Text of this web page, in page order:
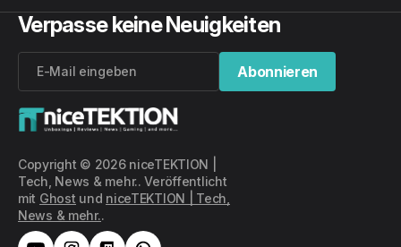
Copyright © 2026 niceTEKTION |
Tech, News & mehr.. Veröffentlicht
mit Ghost und niceTEKTION | Tech,
News & mehr..
Verpasse keine Neuigkeiten
Abonnieren
Abonnieren